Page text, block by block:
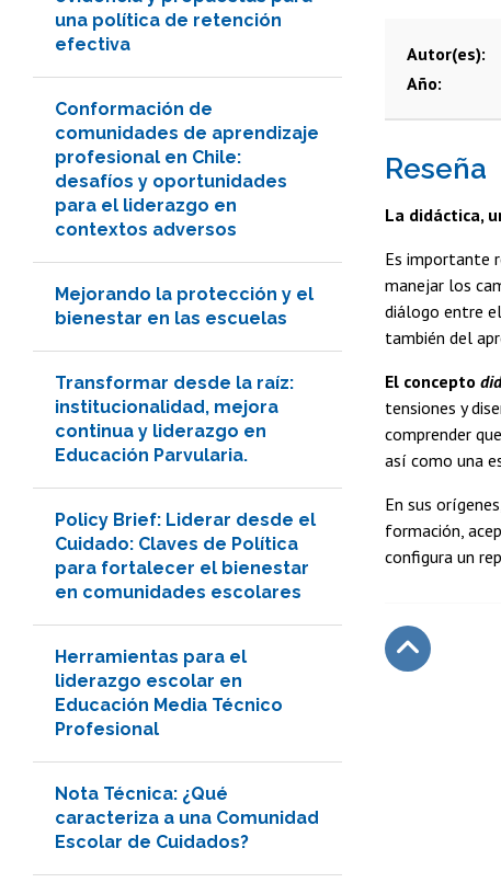
una política de retención
efectiva
Conformación de
comunidades de aprendizaje
profesional en Chile:
desafíos y oportunidades
para el liderazgo en
contextos adversos
Mejorando la protección y el
bienestar en las escuelas
Transformar desde la raíz:
institucionalidad, mejora
continua y liderazgo en
Educación Parvularia.
Policy Brief: Liderar desde el
Cuidado: Claves de Política
para fortalecer el bienestar
en comunidades escolares
Herramientas para el
liderazgo escolar en
Educación Media Técnico
Profesional
Nota Técnica: ¿Qué
caracteriza a una Comunidad
Escolar de Cuidados?
Autor(es)
Año
Reseña
La didáctica,
Es importante
manejar los
diálogo entre
también del
El concepto
tensiones y
comprender
así como una
En sus
formación,
configura un